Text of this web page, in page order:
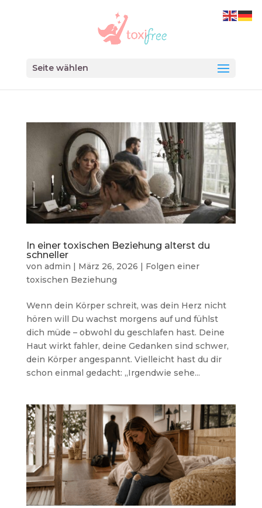
Seite wählen
In einer toxischen Beziehung alterst du
schneller
von admin | März 26, 2026 | Folgen einer
toxischen Beziehung
Wenn dein Körper schreit, was dein Herz nicht
hören will Du wachst morgens auf und fühlst
dich müde – obwohl du geschlafen hast. Deine
Haut wirkt fahler, deine Gedanken sind schwer,
dein Körper angespannt. Vielleicht hast du dir
schon einmal gedacht: „Irgendwie sehe...